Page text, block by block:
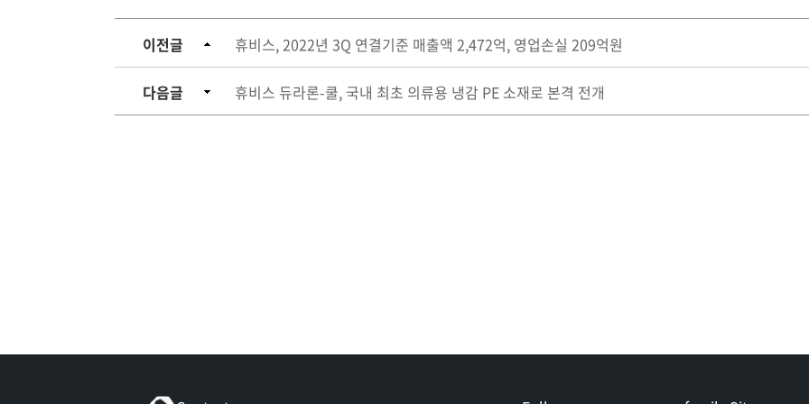
이전글 휴비스, 2022년 3Q 연결기준 매출액 2,472억, 영업손실 209억원
다음글 휴비스 듀라론-쿨, 국내 최초 의류용 냉감 PE 소재로 본격 전개